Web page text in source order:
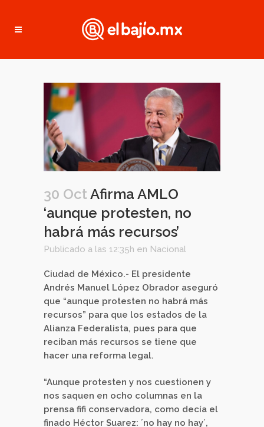
30 OctAfirma AMLO
‘aunque protesten, no
habrá más recursos’
Publicado a las 12:35h en Nacional
Ciudad de México.- El presidente
Andrés Manuel López Obrador aseguró
que “aunque protesten no habrá más
recursos” para que los estados de la
Alianza Federalista, pues para que
reciban más recursos se tiene que
hacer una reforma legal.
“Aunque protesten y nos cuestionen y
nos saquen en ocho columnas en la
prensa fifi conservadora, como decía el
finado Héctor Suarez: ´no hay no hay´,